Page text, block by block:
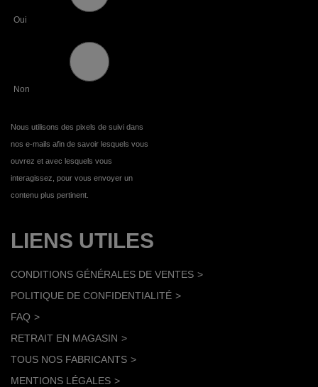
Oui
Non
Nous utilisons des pixels de suivi dans
nos e-mails afin de savoir lesquels vous
ouvrez et avec lesquels vous
interagissez, pour vous envoyer un
contenu plus pertinent.
LIENS UTILES
CONDITIONS GÉNÉRALES DE VENTES
POLITIQUE DE CONFIDENTIALITÉ
FAQ
RETRAIT EN MAGASIN
TOUS NOS FABRICANTS
MENTIONS LÉGALES